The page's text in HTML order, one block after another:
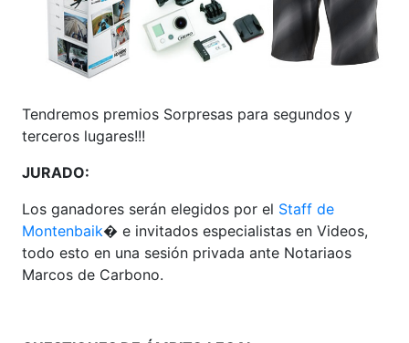
Tendremos premios Sorpresas para segundos y
terceros lugares!!!
JURADO:
Los ganadores serán elegidos por el Staff de
Montenbaik� e invitados especialistas en Videos,
todo esto en una sesión privada ante Notariaos
Marcos de Carbono.